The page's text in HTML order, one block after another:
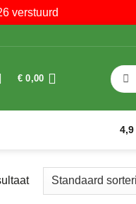
verstuurd
€ 0,00
4,9